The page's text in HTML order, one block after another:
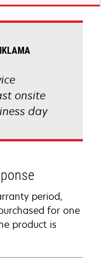
onsite
day
period,
for one
product is